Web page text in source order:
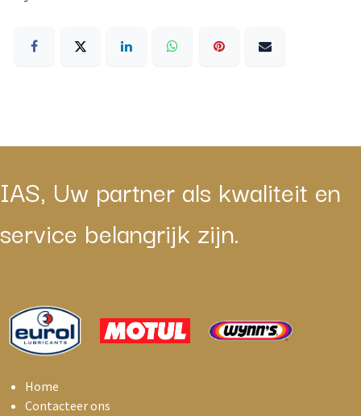
IAS, Uw partner als kwaliteit en
service belangrijk zijn.
Home
Contacteer ons